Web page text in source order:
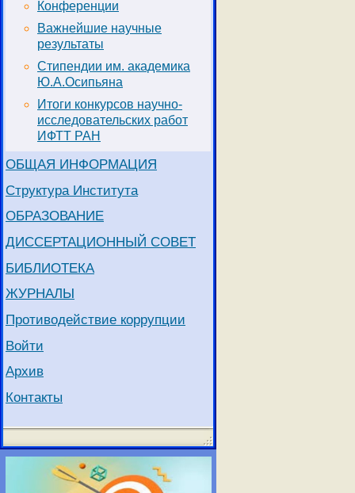
Конференции
Важнейшие научные
результаты
Стипендии им. академика
Ю.А.Осипьяна
Итоги конкурсов научно-
исследовательских работ
ИФТТ РАН
ОБЩАЯ ИНФОРМАЦИЯ
Структура Института
ОБРАЗОВАНИЕ
ДИССЕРТАЦИОННЫЙ СОВЕТ
БИБЛИОТЕКА
ЖУРНАЛЫ
Противодействие коррупции
Войти
Архив
Контакты